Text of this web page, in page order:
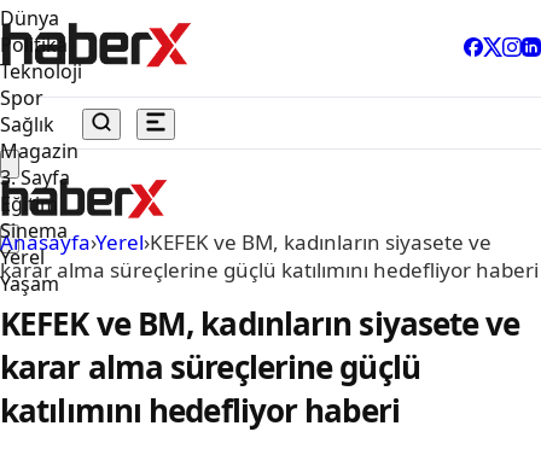
Dünya
Politika
Teknoloji
Spor
Sağlık
Magazin
3. Sayfa
Eğitim
Sinema
Yerel
Yaşam
Anasayfa›Yerel›KEFEK ve BM, kadınların siyasete ve
karar alma süreçlerine güçlü katılımını hedefliyor haberi
KEFEK ve BM, kadınların siyasete ve
karar alma süreçlerine güçlü
katılımını hedefliyor haberi